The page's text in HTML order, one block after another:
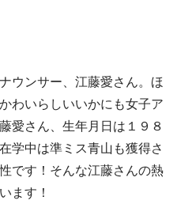
ウンサー、江藤愛さん。ほ
わいらしいいかにも女子ア
愛さん、生年月日は１９８
学中は準ミス青山も獲得さ
です！そんな江藤さんの熱
ます！